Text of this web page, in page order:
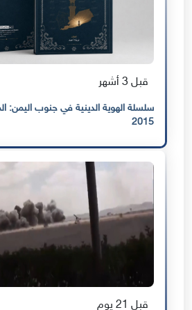
قبل 3 أشهر
سلسلة الهوية الدينية في جنوب اليمن:
2015
قبل 21 يوم